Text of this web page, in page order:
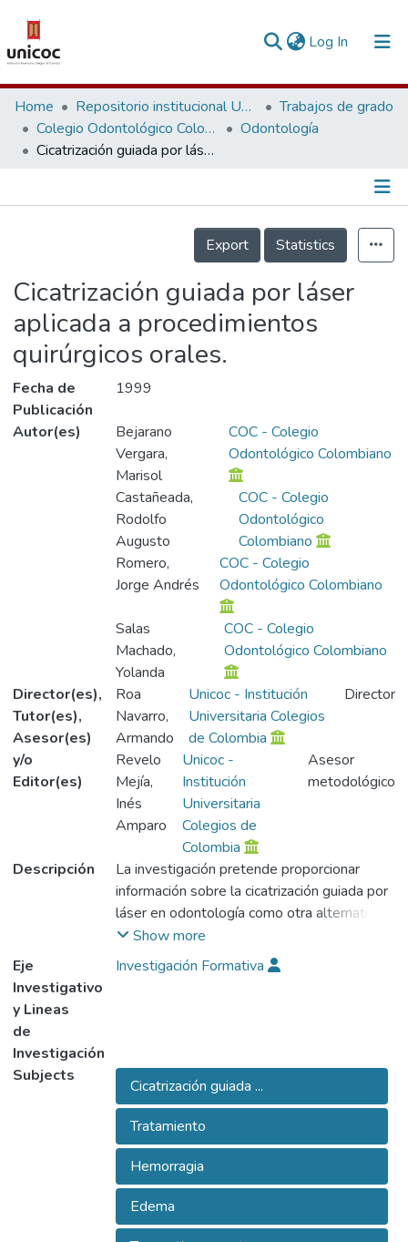
Log In (current)
Communities & Collections
Research Outputs
People
Home Repositorio institucional Unicoc, RI-unicoc
Trabajos de grado
Colegio Odontológico Colombiano
Odontología
Cicatrización guiada por láser aplicada a procedimientos quirúrgicos orales.
Información de la Publicación
Export
Statistics
Cicatrización guiada por láser
aplicada a procedimientos
quirúrgicos orales.
Fecha de
Publicación
1999
Autor(es)
Bejarano
Vergara,
Marisol
COC - Colegio
Odontológico Colombiano
Castañeada,
Rodolfo
Augusto
COC - Colegio
Odontológico
Colombiano
Romero,
Jorge Andrés
COC - Colegio
Odontológico Colombiano
Salas
Machado,
Yolanda
COC - Colegio
Odontológico Colombiano
Director(es),
Tutor(es),
Asesor(es)
y/o
Editor(es)
Roa
Navarro,
Armando
Unicoc - Institución
Universitaria Colegios
de Colombia
Director
Revelo
Mejía,
Inés
Amparo
Unicoc -
Institución
Universitaria
Colegios de
Colombia
Asesor
metodológico
Descripción
La investigación pretende proporcionar
información sobre la cicatrización guiada por
láser en odontología como otra alternativa
de tratamiento para lograr disminuir las
complicaciones en cirugía como hemorragia,
edema, dolor y traumatismo post-
efecto Post-Operatorio que ningún otro
tratamiento lo brinda. Es importante motivar
y aumentar su uso tanto a nivel de
especialistas, odontólogos y demás
personal relacionado con la cirugía oral.
Show more
Eje
Investigativo
y Lineas
de
Investigación
Investigación Formativa
Subjects
Cicatrización guiada ...
Tratamiento
Hemorragia
Edema